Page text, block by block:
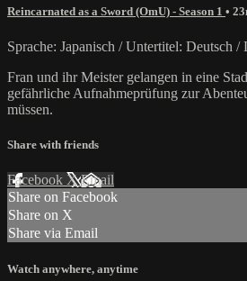
Reincarnated as a Sword (OmU) - Season 1 •
Sprache: Japanisch / Untertitel: Deutsch
Fran und ihr Meister gelangen in eine
gefährliche Aufnahmeprüfung zur
müssen.
Share with friends
Facebook XEmail
Share on Facebook
Share on X
Share via Email
Watch anywhere, anytime